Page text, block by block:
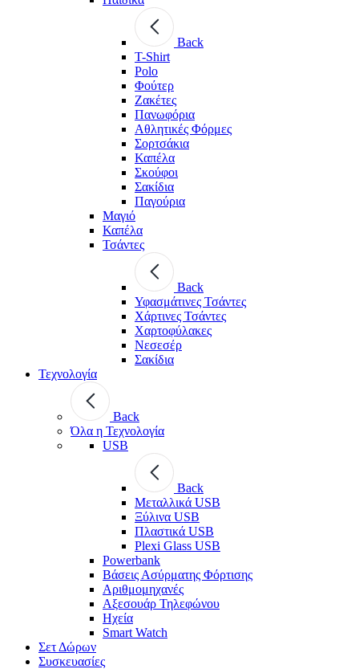
Back
T-Shirt
Polo
Φούτερ
Ζακέτες
Πανωφόρια
Αθλητικές Φόρμες
Σορτσάκια
Καπέλα
Σκούφοι
Σακίδια
Παγούρια
Μαγιό
Καπέλα
Τσάντες
Back
Υφασμάτινες Τσάντες
Χάρτινες Τσάντες
Χαρτοφύλακες
Νεσεσέρ
Σακίδια
Τεχνολογία
Back
Όλα η Τεχνολογία
USB
Back
Μεταλλικά USB
Ξύλινα USB
Πλαστικά USB
Plexi Glass USB
Powerbank
Βάσεις Ασύρματης Φόρτισης
Αριθμομηχανές
Αξεσουάρ Τηλεφώνου
Ηχεία
Smart Watch
Σετ Δώρων
Συσκευασίες